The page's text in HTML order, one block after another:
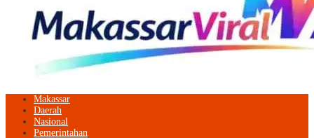
Makassar
Daerah
Nasional
Pemerintahan